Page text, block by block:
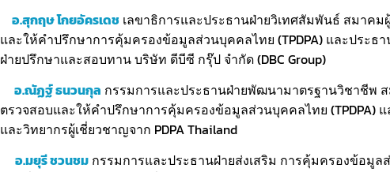
อ.สุกฤษ โกยอัครเดช เลขาธิการและประธานฝ่ายวิเทศสัมพันธ์ สมาคม
และให้คำปรึกษาการคุ้มครองข้อมูลส่วนบุคคลไทย (TPDPA) และประธา
ฝ่ายปรึกษาและสอบทาน บริษัท ดีบีซี กรุ๊ป จำกัด (DBC Group)
อ.ณัฏฐ์ ธนวนกุล กรรมการและประธานฝ่ายพัฒนามาตรฐานวิชาชีพ
ตรวจสอบและให้คำปรึกษาการคุ้มครองข้อมูลส่วนบุคคลไทย (TPDPA)
และวิทยากรผู้เชี่ยวชาญจาก PDPA Thailand
อ.มยุรี ชวนชม กรรมการและประธานฝ่ายส่งเสริม การคุ้มครองข้อมู